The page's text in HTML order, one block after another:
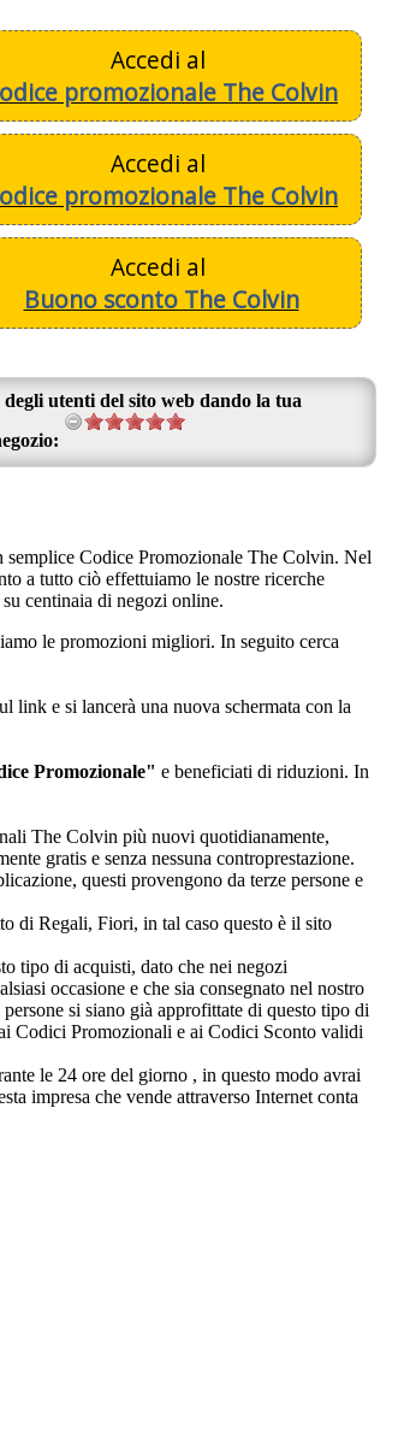
Accedi al
promozionale The Colvin
Accedi al
promozionale The Colvin
Accedi al
Buono sconto The Colvin
utenti del sito web dando la tua
semplice Codice Promozionale The Colvin. Nel
a tutto ciò effettuiamo le nostre ricerche
centinaia di negozi online.
le promozioni migliori. In seguito cerca
link e si lancerà una nuova schermata con la
Promozionale" e beneficiati di riduzioni. In
The Colvin più nuovi quotidianamente,
gratis e senza nessuna controprestazione.
questi provengono da terze persone e
di Regali, Fiori, in tal caso questo è il sito
tipo di acquisti, dato che nei negozi
occasione e che sia consegnato nel nostro
si siano già approfittate di questo tipo di
Codici Promozionali e ai Codici Sconto validi
le 24 ore del giorno , in questo modo avrai
impresa che vende attraverso Internet conta